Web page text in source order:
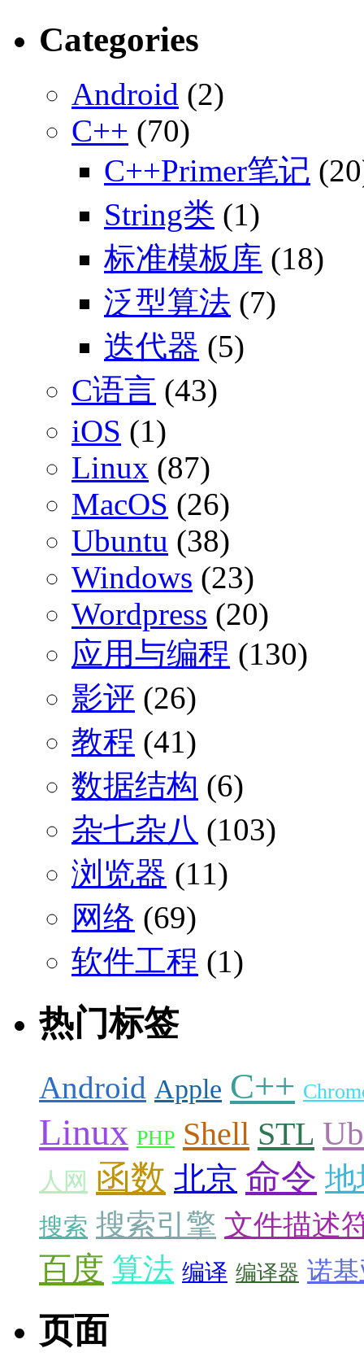
Categories
Android (2)
C++ (70)
C++Primer笔记
String类 (1)
标准模板库 (18)
泛型算法 (7)
迭代器 (5)
C语言 (43)
iOS (1)
Linux (87)
MacOS (26)
Ubuntu (38)
Windows (23)
Wordpress (20)
应用与编程 (130)
影评 (26)
教程 (41)
数据结构 (6)
杂七杂八 (103)
浏览器 (11)
网络 (69)
软件工程 (1)
热门标签
Android Apple C++
Linux PHP Shell STL
人网 函数 北京 命令 地
搜索 搜索引擎 文件描述
百度 算法 编译 编译器 诺
页面